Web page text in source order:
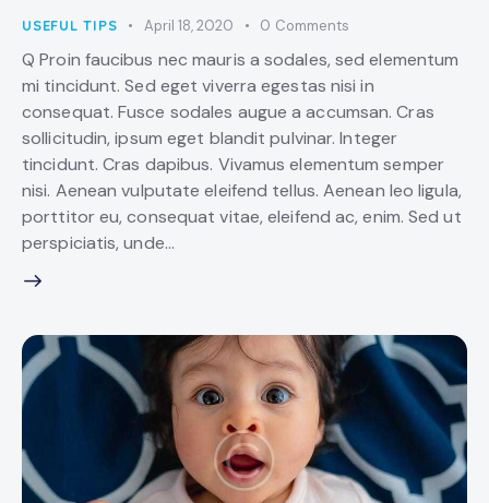
USEFUL TIPS April 18, 2020 0 Comments
Q Proin faucibus nec mauris a sodales, sed elementum
mi tincidunt. Sed eget viverra egestas nisi in
consequat. Fusce sodales augue a accumsan. Cras
sollicitudin, ipsum eget blandit pulvinar. Integer
tincidunt. Cras dapibus. Vivamus elementum semper
nisi. Aenean vulputate eleifend tellus. Aenean leo ligula,
porttitor eu, consequat vitae, eleifend ac, enim. Sed ut
perspiciatis, unde…